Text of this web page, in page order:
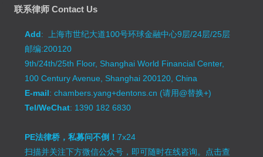
联系律师 Contact Us
Add: 上海市世纪大道100号环球金融中心9层/24层/25层
邮编:200120
9th/24th/25th Floor, Shanghai World Financial Center,
100 Century Avenue, Shanghai 200120, China
E-mail: chambers.yang+dentons.cn (请用@替换+)
Tel/WeChat: 1390 182 6830
PE法律桥，私募问不倒！7x24
扫描并关注下方微信公众号，即可随时在线咨询。 点击查